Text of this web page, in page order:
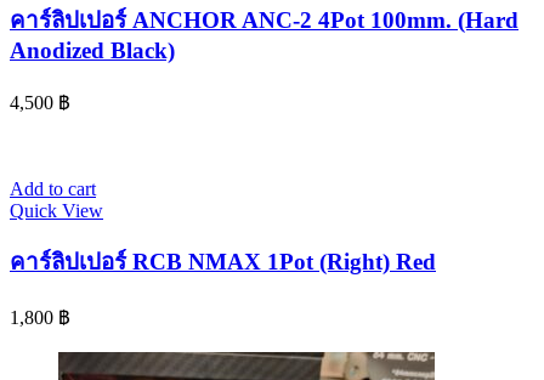
คาร์ลิปเปอร์ ANCHOR ANC-2 4Pot 100mm. (Hard
Anodized Black)
4,500 ฿
Add to cart
Quick View
คาร์ลิปเปอร์ RCB NMAX 1Pot (Right) Red
1,800 ฿